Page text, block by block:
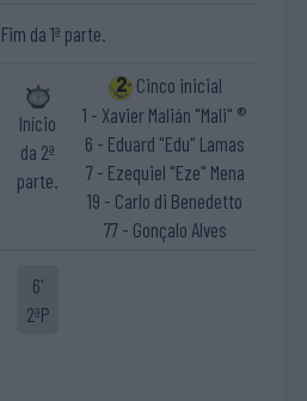
Fim da 1ª parte.
Início
da 2ª
parte.
Cinco inicial
1 - Xavier Malián "Mali" ®
6 - Eduard "Edu" Lamas
7 - Ezequiel "Eze" Mena
19 - Carlo di Benedetto
77 - Gonçalo Alves
6'
2ªP